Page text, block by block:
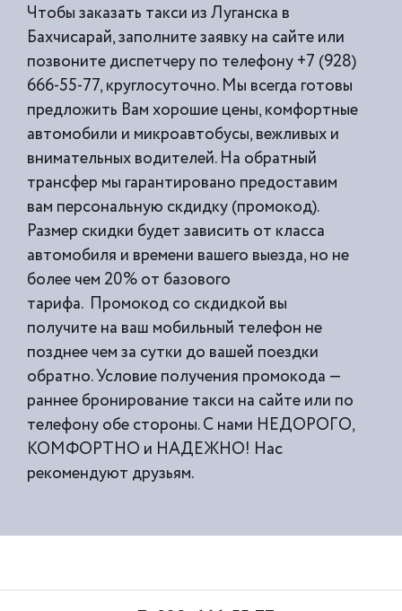
Чтобы заказать такси из Луганска в
Бахчисарай, заполните заявку на сайте или
позвоните диспетчеру по телефону +7 (928)
666-55-77, круглосуточно. Мы всегда готовы
предложить Вам хорошие цены, комфортные
автомобили и микроавтобусы, вежливых и
внимательных водителей. На обратный
трансфер мы гарантировано предоставим
вам персональную скдидку (промокод).
Размер скидки будет зависить от класса
автомобиля и времени вашего выезда, но не
более чем 20% от базового
тарифа. Промокод со скдидкой вы
получите на ваш мобильный телефон не
позднее чем за сутки до вашей поездки
обратно. Условие получения промокода —
раннее бронирование такси на сайте или по
телефону обе стороны. С нами НЕДОРОГО,
КОМФОРТНО и НАДЕЖНО! Нас
рекомендуют друзьям.